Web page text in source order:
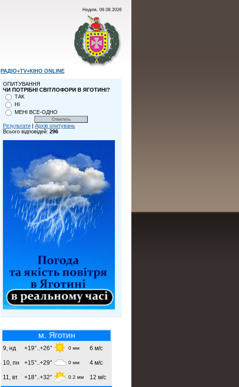
Неділя, 09.08.2026
РАДІО+TV+КІНО ONLINE
ОПИТУВАННЯ
ЧИ ПОТРІБНІ СВІТЛОФОРИ В ЯГОТИНІ?
ТАК
НІ
МЕНІ ВСЕ-ОДНО
Результати | Архів опитувань
Всього відповідей: 296
м. Яготин
9, нд +19°..+26° 0 мм 6 м/с
10, пн +15°..+29° 0 мм 4 м/с
11, вт +18°..+32° 0.2 мм 12 м/с